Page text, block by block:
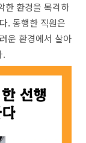
한 환경을 목격하
. 동행한 직원은
운 환경에서 살아
.